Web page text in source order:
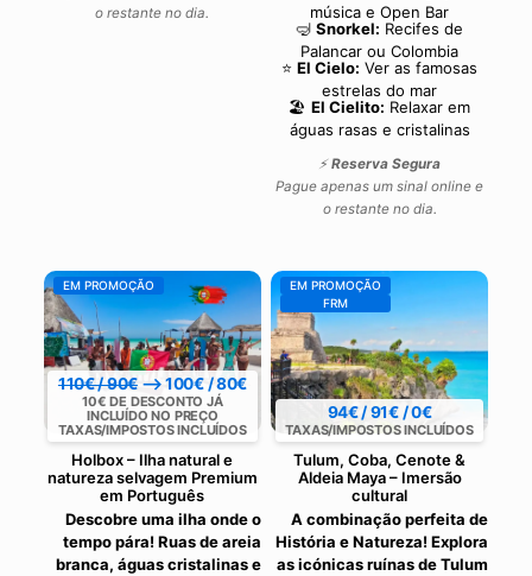
o restante no dia.
música e Open Bar
🤿 Snorkel: Recifes de
Palancar ou Colombia
⭐ El Cielo: Ver as famosas
estrelas do mar
🏖️ El Cielito: Relaxar em
águas rasas e cristalinas
⚡ Reserva Segura
Pague apenas um sinal online e
o restante no dia.
EM PROMOÇÃO
110€ / 90€⟶ 100€ / 80€
10€ DE DESCONTO JÁ
INCLUÍDO NO PREÇO
TAXAS/IMPOSTOS INCLUÍDOS
Holbox – Ilha natural e
natureza selvagem Premium
em Português
Descobre uma ilha onde o
tempo pára! Ruas de areia
branca, águas cristalinas e
EM PROMOÇÃO
FRM
94€ / 91€ / 0€
TAXAS/IMPOSTOS INCLUÍDOS
Tulum, Coba, Cenote &
Aldeia Maya – Imersão
cultural
A combinação perfeita de
História e Natureza! Explora
as icónicas ruínas de Tulum